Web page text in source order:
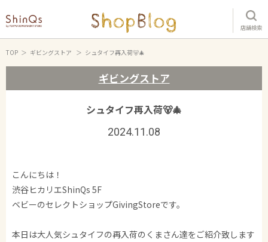
店舗検索
TOP ギビングストア シュタイフ再入荷🐻🎄
ギビングストア
シュタイフ再入荷🐻🎄
2024.11.08
こんにちは！
渋谷ヒカリエShinQs 5F
ベビーのセレクトショップGivingStoreです。
本日は大人気シュタイフの再入荷のくまさん達をご紹介致します